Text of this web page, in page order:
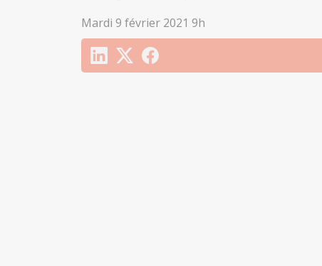
Mardi 9 février 2021 9h